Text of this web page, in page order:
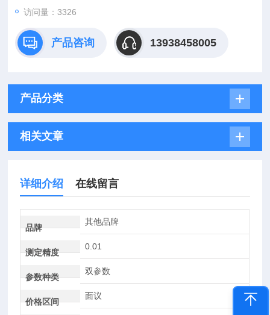
访问量：3326
产品咨询 13938458005
产品分类
相关文章
详细介绍 在线留言
品牌
其他品牌
测定精度
0.01
参数种类
双参数
价格区间
面议